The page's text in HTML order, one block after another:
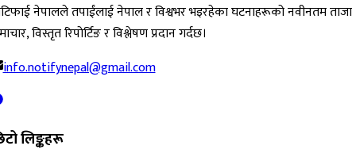
नेपालले तपाईंलाई नेपाल र विश्वभर भइरहेका घटनाहरूको नवीनतम ताजा
विस्तृत रिपोर्टिङ र विश्लेषण प्रदान गर्दछ।
info.notifynepal@gmail.com
लिङ्कहरू